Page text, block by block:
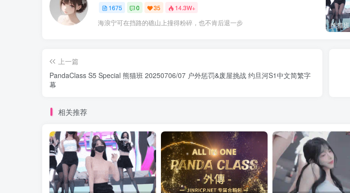
1675 0 35 14.3W+
海浪宁可在挡路的礁山上撞得粉碎，也不肯后退一步
上一篇
PandaClass S5 Special 熊猫班 20250706/07 户外惩罚&废屋挑战 约旦河S1中文简繁字
幕
相关推荐